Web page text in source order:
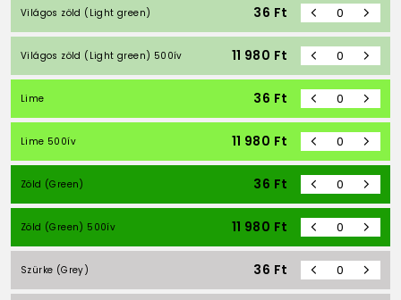
Világos zöld (Light green) 36 Ft
Világos zöld (Light green) 500ív 11 980 Ft
Lime 36 Ft
Lime 500ív 11 980 Ft
Zöld (Green) 36 Ft
Zöld (Green) 500ív 11 980 Ft
Szürke (Grey) 36 Ft